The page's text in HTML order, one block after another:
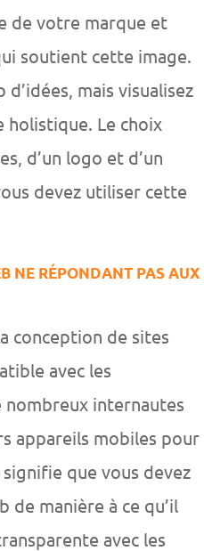
de votre marque et
soutient cette image.
mais visualisez
holistique. Le choix
d’un logo et d’un
devez utiliser cette
NE RÉPONDANT PAS AUX
conception de sites
avec les
internautes
appareils mobiles pour
que vous devez
de manière à ce qu’il
avec les